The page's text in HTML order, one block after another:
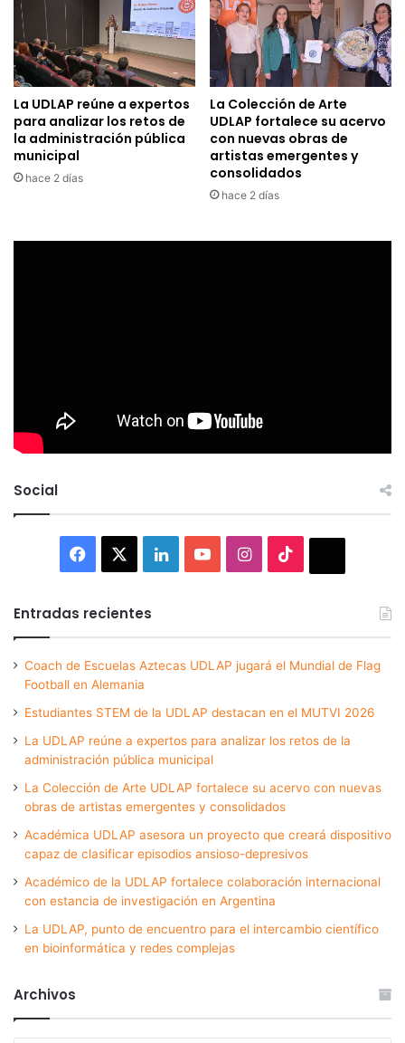
La UDLAP reúne a expertos
para analizar los retos de
la administración pública
municipal
hace 2 días
La Colección de Arte
UDLAP fortalece su acervo
con nuevas obras de
artistas emergentes y
consolidados
hace 2 días
Social
Facebook LinkedInYouTubeInstagram
Entradas recientes
Coach de Escuelas Aztecas UDLAP jugará el Mundial de Flag
Football en Alemania
Estudiantes STEM de la UDLAP destacan en el MUTVI 2026
La UDLAP reúne a expertos para analizar los retos de la
administración pública municipal
La Colección de Arte UDLAP fortalece su acervo con nuevas
obras de artistas emergentes y consolidados
Académica UDLAP asesora un proyecto que creará dispositivo
capaz de clasificar episodios ansioso-depresivos
Académico de la UDLAP fortalece colaboración internacional
con estancia de investigación en Argentina
La UDLAP, punto de encuentro para el intercambio científico
en bioinformática y redes complejas
Archivos